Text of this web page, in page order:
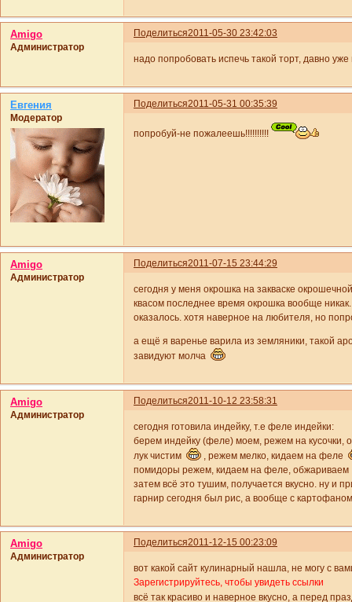
Поделиться2011-05-30 23:42:03
Amigo
Администратор
надо попробовать испечь такой торт, давно уже
Поделиться2011-05-31 00:35:39
Евгения
Модератор
попробуй-не пожалеешь!!!!!!!!!!
Поделиться2011-07-15 23:44:29
Amigo
Администратор
сегодня у меня окрошка на закваске
квасом последнее время окрошка вообще
оказалось. хотя наверное на любителя, но
а ещё я варенье варила из земляники, такой
завидуют молча
Поделиться2011-10-12 23:58:31
Amigo
Администратор
сегодня готовила индейку, т.е феле индейки:
берем индейку (феле) моем, режем на кусочки,
лук чистим
, режем мелко, кидаем на феле
помидоры режем, кидаем на феле, обжариваем
затем всё это тушим, получается вкусно. ну и
гарнир сегодня был рис, а вообще с
Поделиться2011-12-15 00:23:09
Amigo
Администратор
вот какой сайт кулинарный нашла, не могу с
Зарегистрируйтесь, чтобы увидеть ссылки
всё так красиво и наверное вкусно, а перед